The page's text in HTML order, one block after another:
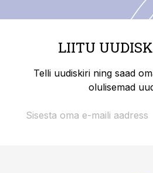
LIITU
Telli uudiskiri ning saad
olulisemad